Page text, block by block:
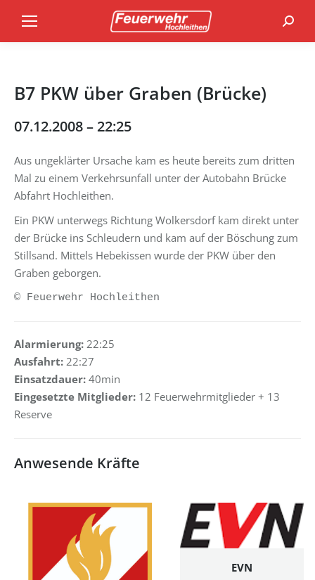
B7 PKW über Graben (Brücke)
07.12.2008 – 22:25
Aus ungeklärter Ursache kam es heute bereits zum dritten
Mal zu einem Verkehrsunfall unter der Autobahn Brücke
Abfahrt Hochleithen.
Ein PKW unterwegs Richtung Wolkersdorf kam direkt unter
der Brücke ins Schleudern und kam auf der Böschung zum
Stillsand. Mittels Hebekissen wurde der PKW über den
Graben geborgen.
© Feuerwehr Hochleithen
Alarmierung: 22:25
Ausfahrt: 22:27
Einsatzdauer: 40min
Eingesetzte Mitglieder: 12 Feuerwehrmitglieder + 13
Reserve
Anwesende Kräfte
EVN